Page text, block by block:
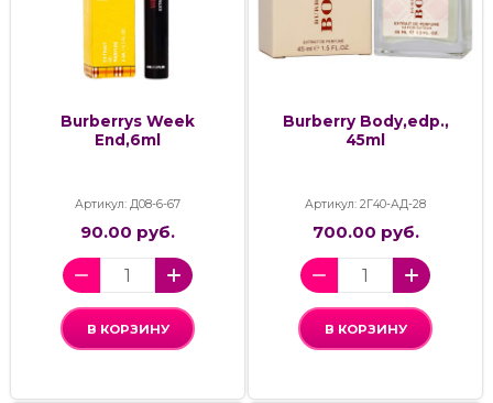
Burberrys Week
End,6ml
Артикул: Д08-6-67
90.00 руб.
В КОРЗИНУ
Burberry Body,edp.,
45ml
Артикул: 2Г40-АД-28
700.00 руб.
В КОРЗИНУ